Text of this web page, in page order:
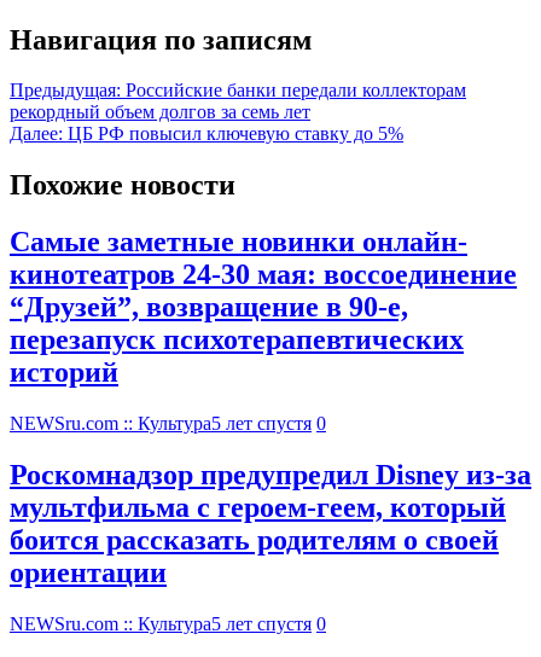
Навигация по записям
Предыдущая: Российские банки передали коллекторам
рекордный объем долгов за семь лет
Далее: ЦБ РФ повысил ключевую ставку до 5%
Похожие новости
Самые заметные новинки онлайн-
кинотеатров 24-30 мая: воссоединение
“Друзей”, возвращение в 90-е,
перезапуск психотерапевтических
историй
NEWSru.com :: Культура5 лет спустя 0
Роскомнадзор предупредил Disney из-за
мультфильма c героем-геем, который
боится рассказать родителям о своей
ориентации
NEWSru.com :: Культура5 лет спустя 0